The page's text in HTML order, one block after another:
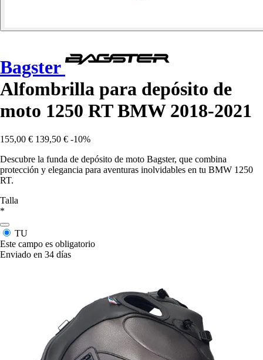
Bagster
Alfombrilla para depósito de
moto 1250 RT BMW 2018-2021
155,00 € 139,50 € -10%
Descubre la funda de depósito de moto Bagster, que combina
protección y elegancia para aventuras inolvidables en tu BMW 1250
RT.
Talla
*
TU
Este campo es obligatorio
Enviado en 34 días